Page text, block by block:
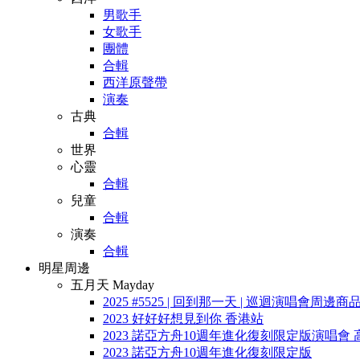
男歌手
女歌手
團體
合輯
西洋原聲帶
演奏
古典
合輯
世界
心靈
合輯
兒童
合輯
演奏
合輯
明星周邊
五月天 Mayday
2025 #5525 | 回到那一天 | 巡迴演唱會周邊商品
2023 好好好想見到你 香港站
2023 諾亞方舟10週年進化復刻限定版演唱會
2023 諾亞方舟10週年進化復刻限定版